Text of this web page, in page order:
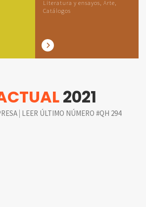
Literatura y ensayos, Arte,
Catálogos
2021
| LEER ÚLTIMO NÚMERO #QH 294